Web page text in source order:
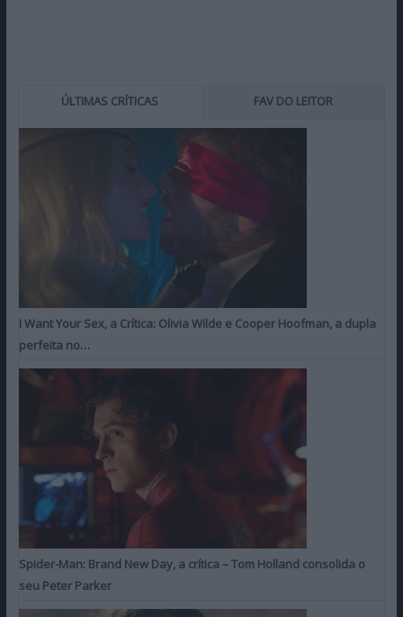
ÚLTIMAS CRÍTICAS FAV DO LEITOR
I Want Your Sex, a Crítica: Olivia Wilde e Cooper Hoofman, a dupla
perfeita no…
Spider-Man: Brand New Day, a crítica – Tom Holland consolida o
seu Peter Parker